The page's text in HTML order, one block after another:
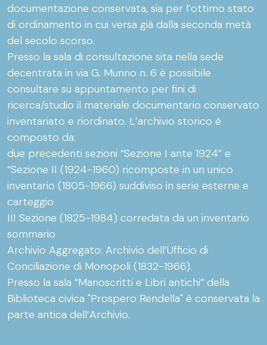
documentazione conservata, sia per l’ottimo stato
di ordinamento in cui versa già dalla seconda metà
del secolo scorso.
Presso la sala di consultazione sita nella sede
decentrata in via G. Munno n. 6 è possibile
consultare su appuntamento per fini di
ricerca/studio il materiale documentario conservato
inventariato e riordinato. L’archivio storico è
composto da:
due precedenti sezioni “Sezione I ante 1924” e
“Sezione II (1924-1960) ricomposte in un unico
inventario (1805-1966) suddiviso in serie esterne e
carteggio
III Sezione (1825-1984) corredata da un inventario
sommario
Archivio Aggregato: Archivio dell’Ufficio di
Conciliazione di Monopoli (1832-1966).
Presso la sala “Manoscritti e Libri antichi” della
Biblioteca civica "Prospero Rendella" è conservata la
parte antica dell’Archivio.